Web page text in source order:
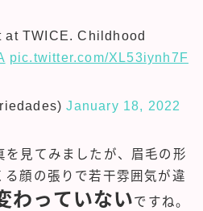
TWICE. Childhood
pic.twitter.com/XL53iynh7F
January 18, 2022
を見てみましたが、眉毛の形
る顔の張りで若干雰囲気が違
わっていないですね。